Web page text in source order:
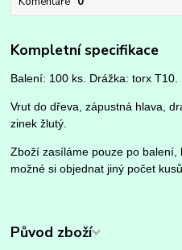
Kompletní specifikace
Balení: 100 ks. Drážka: torx T10.
Vrut do dřeva, zápustná hlava,
zinek žlutý.
Zboží zasíláme pouze po
možné si objednat jiný počet
Původ zboží